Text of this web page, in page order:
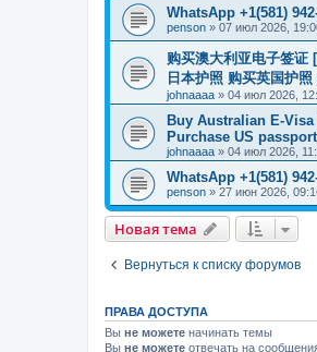
WhatsApp +1(581)
penson » 07 июл 2026,
购买澳大利亚电子签证
日本护照 购买英国护
johnaaaa » 04 июл 2026,
Buy Australian E-Visa
Purchase US
johnaaaa » 04 июл 2026,
WhatsApp +1(581)
penson » 27 июн 2026,
Новая тема
Вернуться к списку форумов
ПРАВА ДОСТУПА
Вы не можете начинать темы
Вы не можете отвечать на